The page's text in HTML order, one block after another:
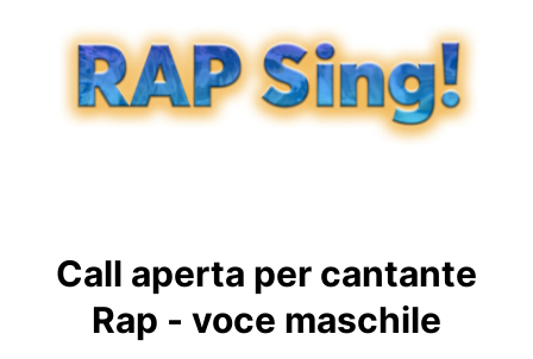
Call aperta per cantante
Rap - voce maschile